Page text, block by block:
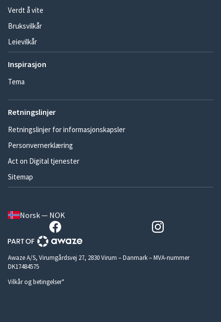
Verdt å vite
Bruksvilkår
Leievilkår
Inspirasjon
Tema
Retningslinjer
Retningslinjer for informasjonskapsler
Personvernerklæring
Act on Digital tjenester
Sitemap
Norsk — NOK
Awaze A/S, Virumgårdsvej 27, 2830 Virum – Danmark – MVA-nummer
DK17484575
Vilkår og betingelser*